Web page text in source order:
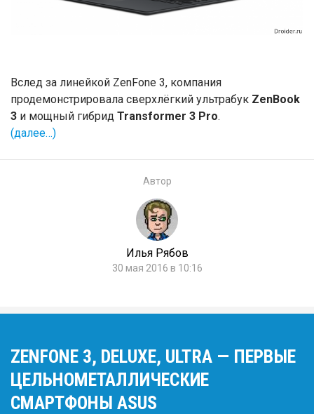
Вслед за линейкой ZenFone 3, компания
продемонстрировала сверхлёгкий ультрабук ZenBook
3 и мощный гибрид Transformer 3 Pro.
(далее…)
Автор
Илья Рябов
30 мая 2016 в 10:16
ZENFONE 3, DELUXE, ULTRA — ПЕРВЫЕ
ЦЕЛЬНОМЕТАЛЛИЧЕСКИЕ
СМАРТФОНЫ ASUS